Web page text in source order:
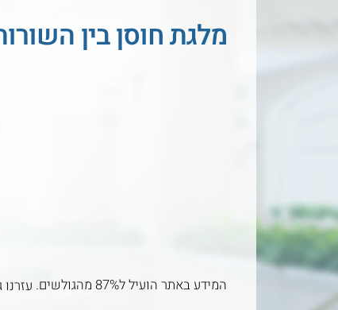
מלגת חוסן בין
המידע באתר הועיל ל87% מהגולשים.